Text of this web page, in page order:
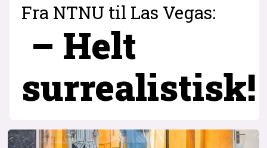
Fra NTNU til Las Vegas:
– Helt
surrealistisk!